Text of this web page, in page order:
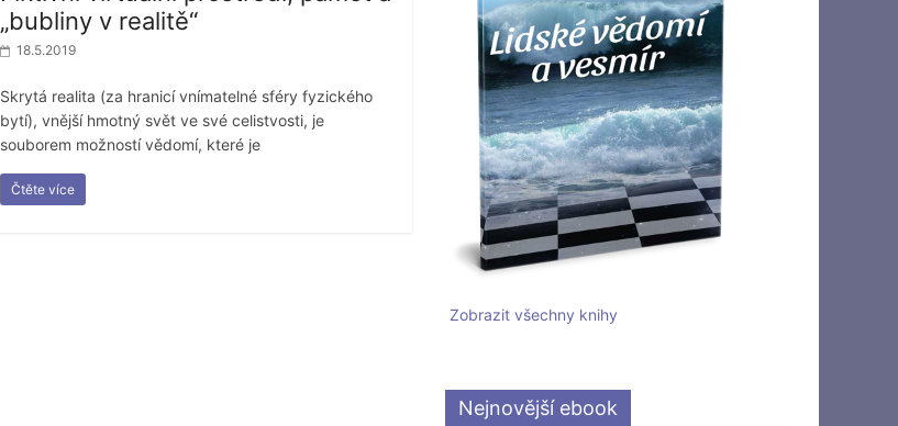
„bubliny v realitě“
18.5.2019
Skrytá realita (za hranicí vnímatelné sféry fyzického
bytí), vnější hmotný svět ve své celistvosti, je
souborem možností vědomí, které je
Čtěte více
Zobrazit všechny knihy
Nejnovější ebook